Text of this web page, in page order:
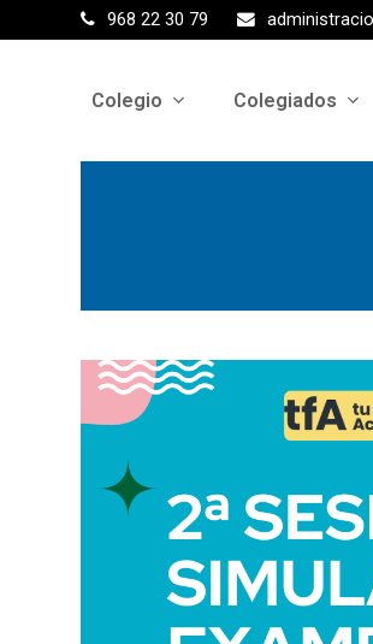
968 22 30 79
Colegio Colegiados